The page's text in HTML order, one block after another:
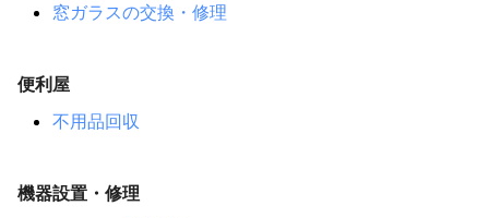
窓ガラスの交換・修理
便利屋
不用品回収
機器設置・修理